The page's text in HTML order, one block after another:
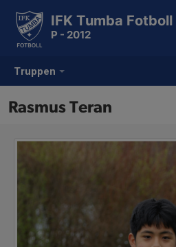
Truppen
IFK Tumba Fotboll
P - 2012
Rasmus Teran